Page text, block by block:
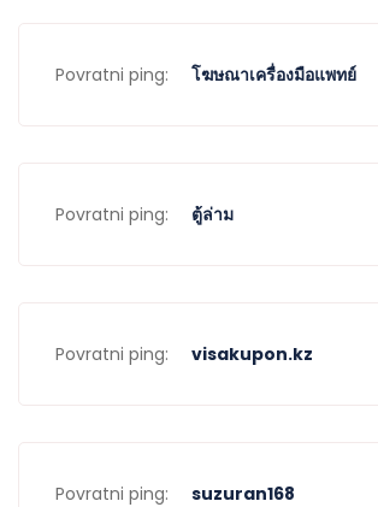
Povratni ping: โฆษณาเครื่องมือแพทย์
Povratni ping: ตู้ล่าม
Povratni ping: visakupon.kz
Povratni ping: suzuran168